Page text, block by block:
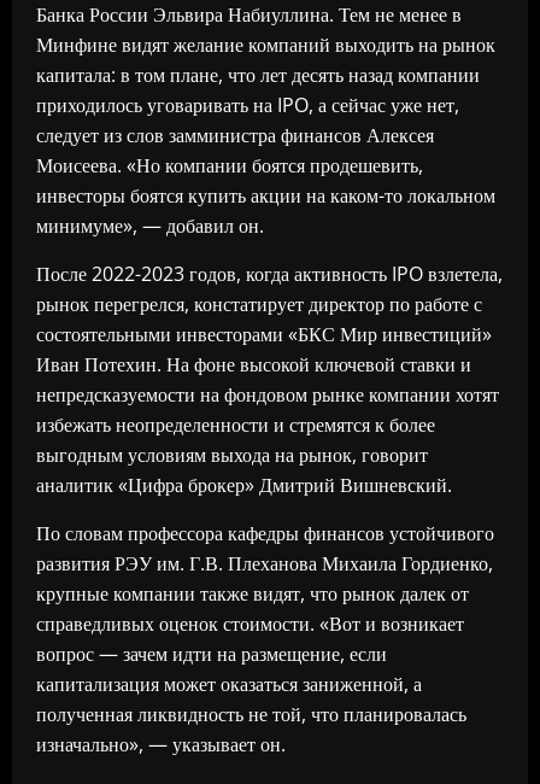
Банка России Эльвира Набиуллина. Тем не менее в
Минфине видят желание компаний выходить на рынок
капитала: в том плане, что лет десять назад компании
приходилось уговаривать на IPO, а сейчас уже нет,
следует из слов замминистра финансов Алексея
Моисеева. «Но компании боятся продешевить,
инвесторы боятся купить акции на каком-то локальном
минимуме», — добавил он.
После 2022-2023 годов, когда активность IPO взлетела,
рынок перегрелся, констатирует директор по работе с
состоятельными инвесторами «БКС Мир инвестиций»
Иван Потехин. На фоне высокой ключевой ставки и
непредсказуемости на фондовом рынке компании хотят
избежать неопределенности и стремятся к более
выгодным условиям выхода на рынок, говорит
аналитик «Цифра брокер» Дмитрий Вишневский.
По словам профессора кафедры финансов устойчивого
развития РЭУ им. Г.В. Плеханова Михаила Гордиенко,
крупные компании также видят, что рынок далек от
справедливых оценок стоимости. «Вот и возникает
вопрос — зачем идти на размещение, если
капитализация может оказаться заниженной, а
полученная ликвидность не той, что планировалась
изначально», — указывает он.